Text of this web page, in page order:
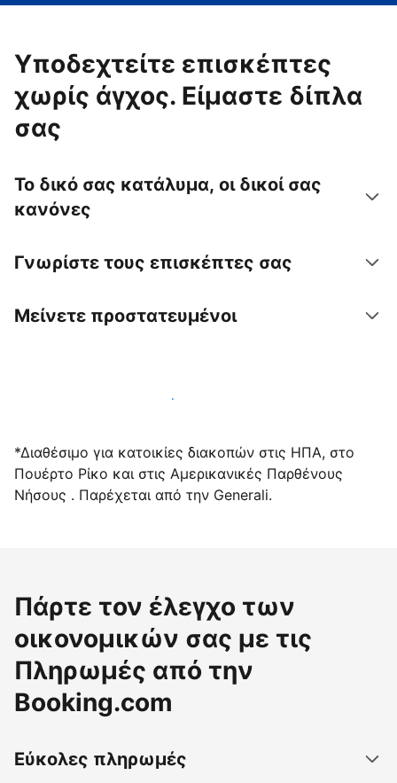
Υποδεχτείτε επισκέπτες
χωρίς άγχος. Είμαστε δίπλα
σας
Το δικό σας κατάλυμα, οι δικοί σας
κανόνες
Γνωρίστε τους επισκέπτες σας
Μείνετε προστατευμένοι
Υποδεχτείτε επισκέπτες μαζί μας σήμερα
*Διαθέσιμο για κατοικίες διακοπών στις ΗΠΑ, στο
Πουέρτο Ρίκο και στις Αμερικανικές Παρθένους
Νήσους . Παρέχεται από την Generali.
Πάρτε τον έλεγχο των
οικονομικών σας με τις
Πληρωμές από την
Booking.com
Εύκολες πληρωμές